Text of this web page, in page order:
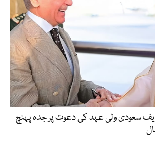
سعودی ولی عہد کی دعوت پر جدہ پہنچ